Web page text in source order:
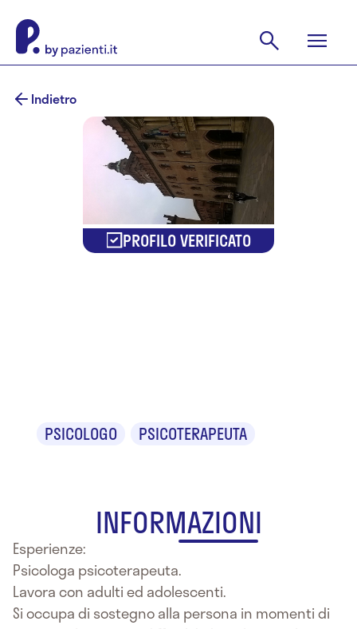
Indietro
PROFILO VERIFICATO
PSICOLOGO PSICOTERAPEUTA
INFORMAZIONI
Esperienze:
Psicologa psicoterapeuta.
Lavora con adulti ed adolescenti.
Si occupa di sostegno alla persona in momenti di